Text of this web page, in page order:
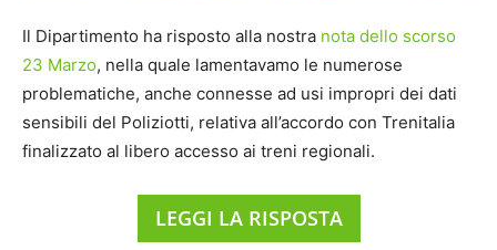
Il Dipartimento ha risposto alla nostra nota dello scorso
23 Marzo, nella quale lamentavamo le numerose
problematiche, anche connesse ad usi impropri dei dati
sensibili del Poliziotti, relativa all’accordo con Trenitalia
finalizzato al libero accesso ai treni regionali.
LEGGI LA RISPOSTA